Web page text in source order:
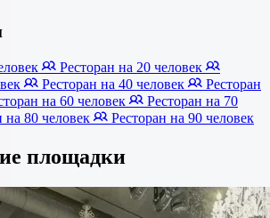
Ресторан на 20 человек
Ресторан на 40 человек
Ресторан
на 60 человек
Ресторан на 70
на 80 человек Ресторан на 90 человек
площадки